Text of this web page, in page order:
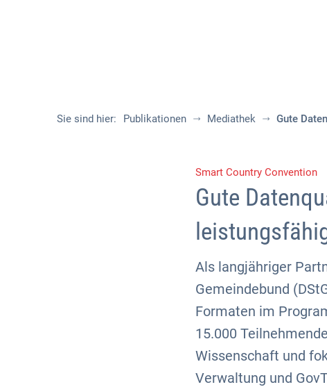
Sie sind hier: Publikationen Mediathek Gute
Smart Country Convention
Gute
Als langjähriger
Gemeindebund
Formaten im
15.000
Wissenschaft und
Verwaltung und